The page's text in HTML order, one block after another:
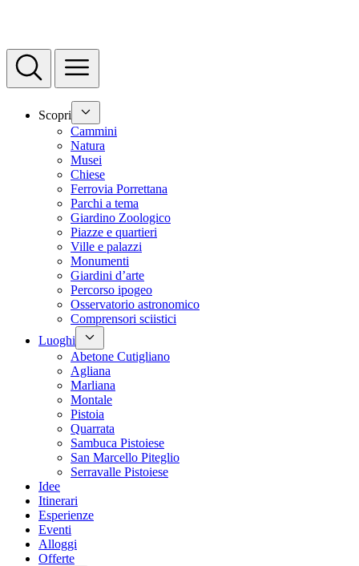
Scopri
Cammini
Natura
Musei
Chiese
Ferrovia Porrettana
Parchi a tema
Giardino Zoologico
Piazze e quartieri
Ville e palazzi
Monumenti
Giardini d’arte
Percorso ipogeo
Osservatorio astronomico
Comprensori sciistici
Luoghi
Abetone Cutigliano
Agliana
Marliana
Montale
Pistoia
Quarrata
Sambuca Pistoiese
San Marcello Piteglio
Serravalle Pistoiese
Idee
Itinerari
Esperienze
Eventi
Alloggi
Offerte